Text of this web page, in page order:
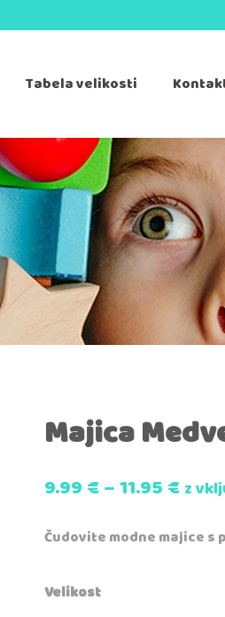
Tabela velikosti
Majica
9.99€–11.95€z
Čudovite modne majice s
Velikost